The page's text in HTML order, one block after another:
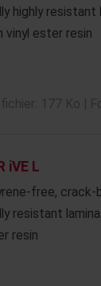
highly
vinyl ester resin
iVE L
free, crack-
resistant
resin